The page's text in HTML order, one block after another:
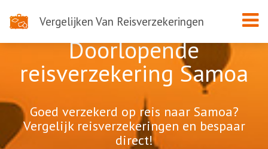
Vergelijken Van Reisverzekeringen
Doorlopende
reisverzekering Samoa
Goed verzekerd op reis naar Samoa?
Vergelijk reisverzekeringen en bespaar
direct!